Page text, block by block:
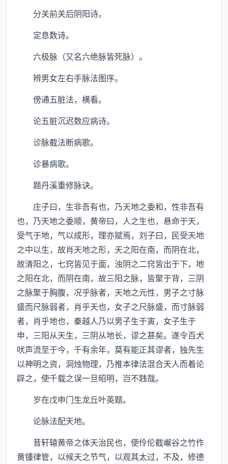
分关前关后阴阳诗。
定息数诗。
六极脉（又名六绝脉皆死脉）。
辨男女左右手脉法图序。
傍通五脏法，横看。
论五脏沉迟数应病诗。
诊脉截法断病歌。
诊暴病歌。
题丹溪重修脉诀。
庄子曰，生非吾有也，乃天地之委和，性非吾有
也，乃天地之委顺，黄帝曰，人之生也，悬命于天，
受气于地，气以成形，理亦赋焉，刘子曰，民受天地
之中以生，故肖天地之形，天之阳在南，而阴在北，
故清阳之，七窍皆见于面，浊阴之二窍皆出于下，地
之阳在北，而阴在南，故三阳之脉，皆聚于背，三阴
之脉聚于胸腹，况乎脉者，天地之元性，男子之寸脉
盛而尺脉弱者，肖乎天也，女子之尺脉盛，而寸脉弱
者，肖乎地也，秦越人乃以男子生于寅，女子生于
申，三阳从天生，三阴从地长，谬之甚矣。遂令百犬
吠声流至于今，千有余年，莫有能正其谬者，独先生
以神明之资，洞烛物理，乃推本律法混合天人而着论
辟之，使千载之误一旦昭明，岂不韪哉。
岁在戊申门生龙丘叶英题。
论脉法配天地。
昔轩辕黄帝之体天治民也，使伶伦截嶰谷之竹作
黄锺律管，以候天之节气，以观其太过，不及，修德